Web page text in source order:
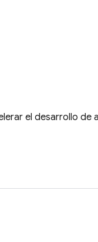
el desarrollo de